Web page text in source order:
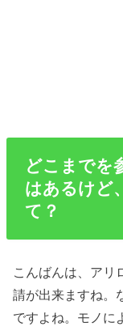
どこまでを
はあるけど
て？
こんばんは、アリ
請が出来ますね。
ですよね。モノに